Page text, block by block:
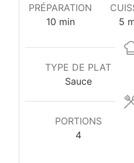
PRÉPARATION
10minutes
min
5
TYPE DE PLAT
Sauce
PORTIONS
4